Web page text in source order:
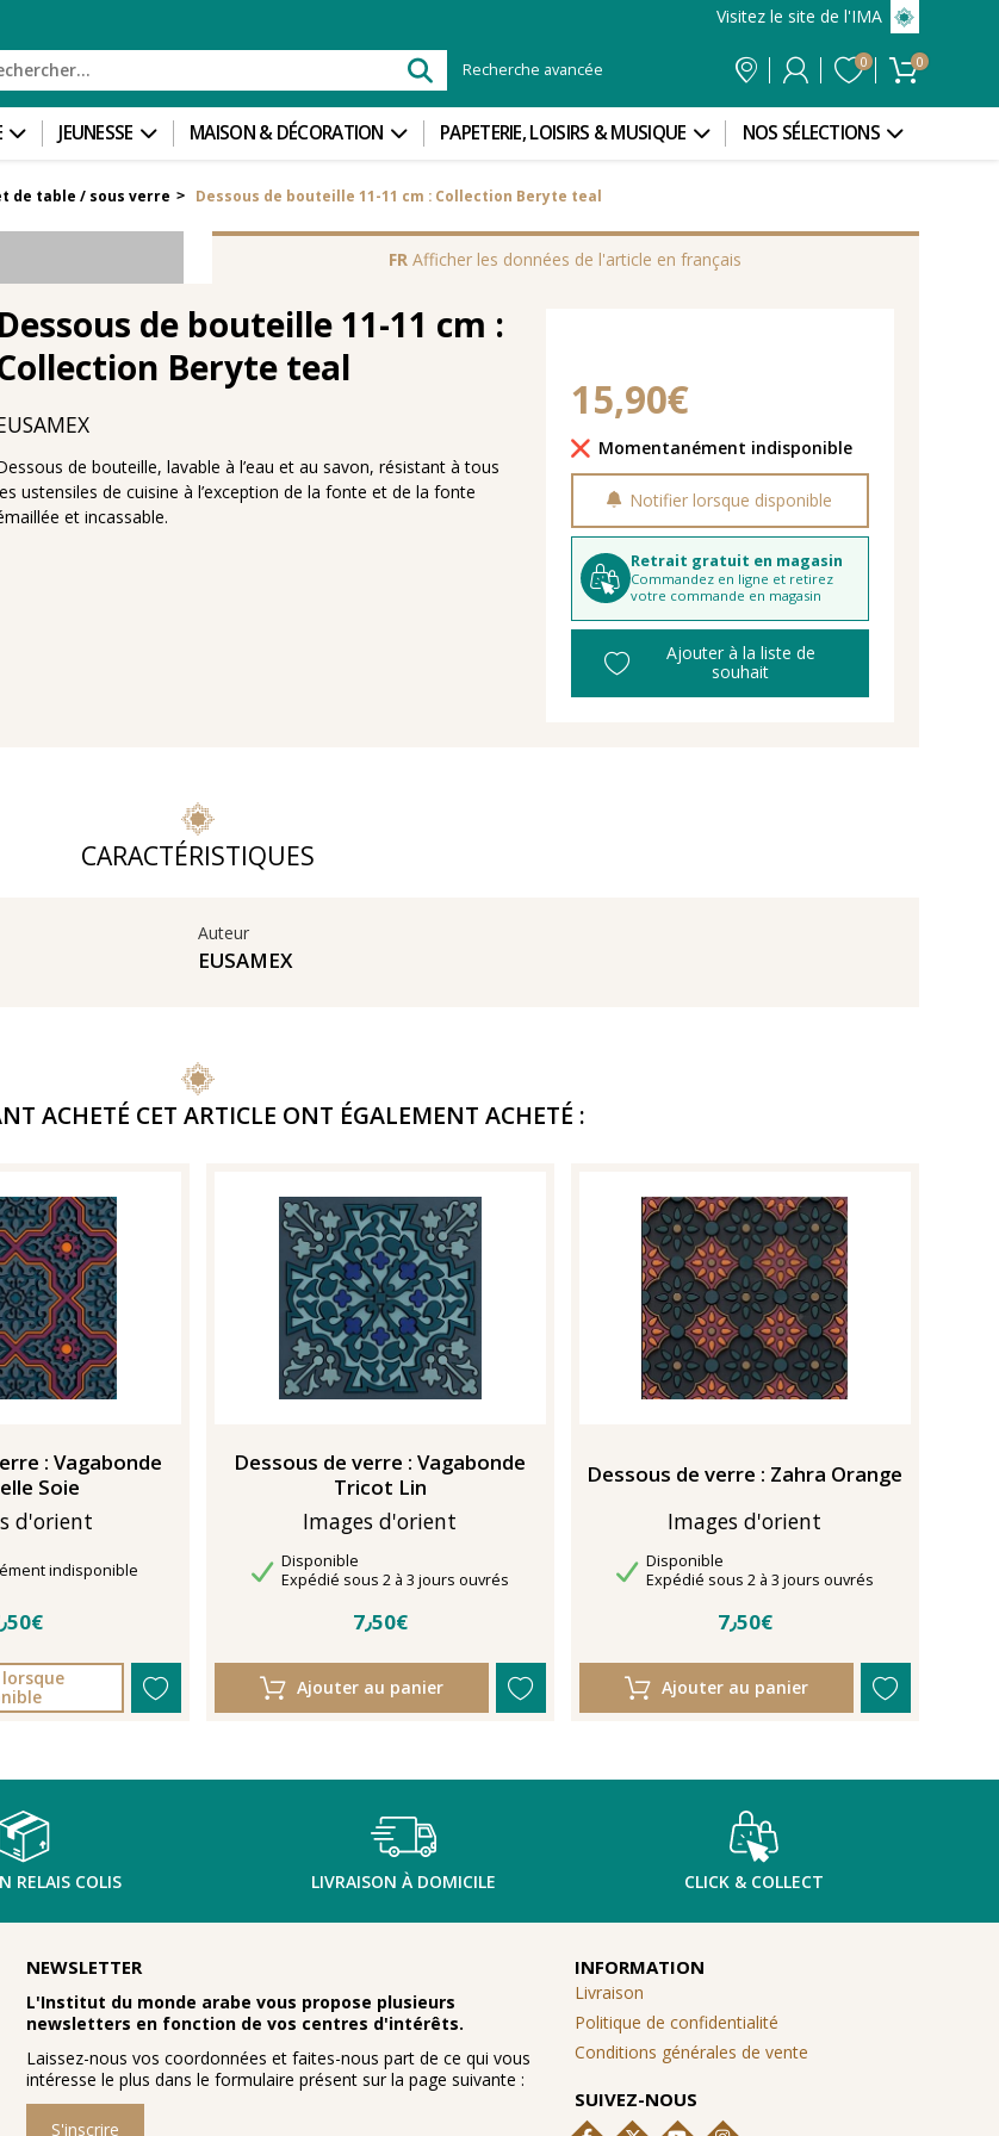
Visitez le site de l'IMA
Recherche avancée 0 0
JEUNESSE MAISON & DÉCORATION PAPETERIE, LOISIRS & MUSIQUE NOS SÉLECTIONS
de table / sous verre > Dessous de bouteille 11-11 cm : Collection Beryte teal
FR Afficher les données de l'article en français
Dessous de bouteille 11-11 cm :
Beryte teal
de bouteille, lavable à l’eau et au savon, résistant à tous
ustensiles de cuisine à l’exception de la fonte et de la fonte
et incassable.
15,90€
Délais de livraison
Momentanément indisponible
Notifier lorsque disponible
Retrait gratuit en magasin
Commandez en ligne et retirez
votre commande en magasin
Ajouter à la liste de
souhait
CARACTÉRISTIQUES
Auteur
EUSAMEX
ACHETÉ CET ARTICLE ONT ÉGALEMENT ACHETÉ :
: Vagabonde
Soie
d'orient
indisponible
7٫50€
Dessous de verre : Vagabonde
Tricot Lin
Images d'orient
Disponibilité
Disponible
Délais de livraison
Expédié sous 2 à 3 jours ouvrés
7٫50€
Ajouter au panier
Dessous de verre : Zahra Orange
Images d'orient
Disponibilité
Disponible
Délais de livraison
Expédié sous 2 à 3 jours ouvrés
7٫50€
Ajouter au panier
RELAIS COLIS LIVRAISON À DOMICILE CLICK & COLLECT
NEWSLETTER
L'Institut du monde arabe vous propose plusieurs
newsletters en fonction de vos centres d'intérêts.
Laissez-nous vos coordonnées et faites-nous part de ce qui vous
intéresse le plus dans le formulaire présent sur la page suivante :
S'inscrire
INFORMATION
Livraison
Politique de confidentialité
Conditions générales de vente
SUIVEZ-NOUS